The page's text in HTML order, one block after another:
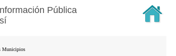
Pública
Municipios